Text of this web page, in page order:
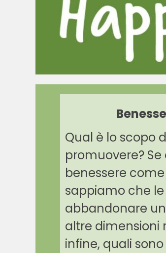
Qual è lo scopo
promuovere?
benessere
sappiamo che
abbandonare
altre dimensioni
infine, quali